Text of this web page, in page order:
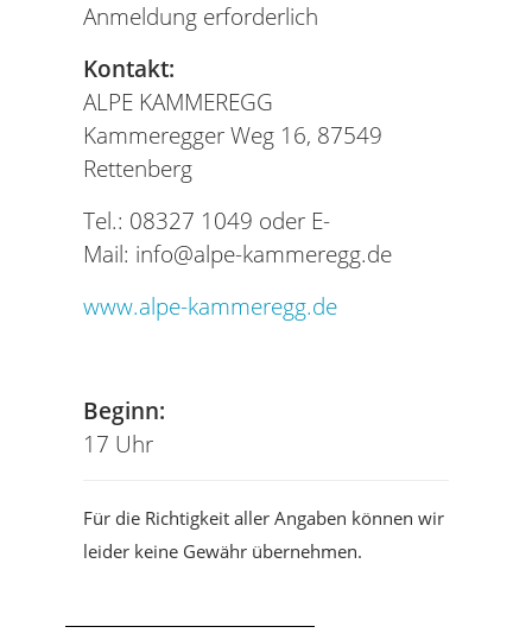
Anmeldung erforderlich
Kontakt:
ALPE KAMMEREGG
Kammeregger Weg 16, 87549
Rettenberg
Tel.: 08327 1049 oder E-
Mail: info@alpe-kammeregg.de
www.alpe-kammeregg.de
Beginn:
17 Uhr
Für die Richtigkeit aller Angaben können wir
leider keine Gewähr übernehmen.